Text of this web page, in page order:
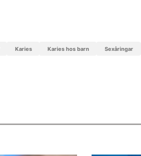
karies karies hos barn sexåringar